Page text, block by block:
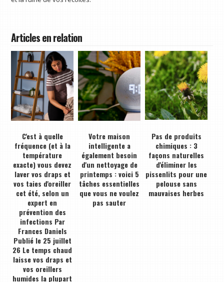
Articles en relation
C'est à quelle
fréquence (et à la
température
exacte) vous devez
laver vos draps et
vos taies d'oreiller
cet été, selon un
expert en
prévention des
infections Par
Frances Daniels
Publié le 25 juillet
26 Le temps chaud
laisse vos draps et
vos oreillers
humides la plupart
Votre maison
intelligente a
également besoin
d'un nettoyage de
printemps : voici 5
tâches essentielles
que vous ne voulez
pas sauter
Pas de produits
chimiques : 3
façons naturelles
d'éliminer les
pissenlits pour une
pelouse sans
mauvaises herbes